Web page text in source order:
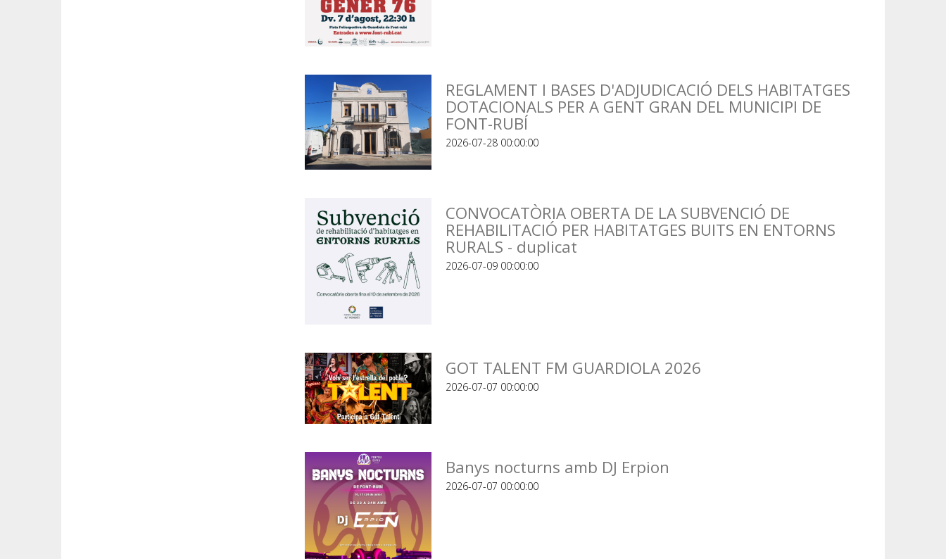
REGLAMENT I BASES D'ADJUDICACIÓ DELS HABITATGES
DOTACIONALS PER A GENT GRAN DEL MUNICIPI DE
FONT-RUBÍ
2026-07-28 00:00:00
CONVOCATÒRIA OBERTA DE LA SUBVENCIÓ DE
REHABILITACIÓ PER HABITATGES BUITS EN ENTORNS
RURALS - duplicat
2026-07-09 00:00:00
GOT TALENT FM GUARDIOLA 2026
2026-07-07 00:00:00
Banys nocturns amb DJ Erpion
2026-07-07 00:00:00